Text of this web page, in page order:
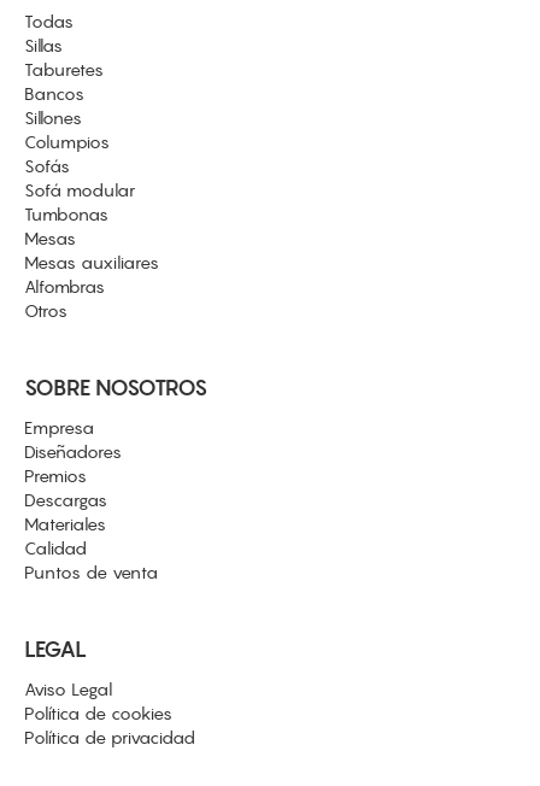
Todas
Sillas
Taburetes
Bancos
Sillones
Columpios
Sofás
Sofá modular
Tumbonas
Mesas
Mesas auxiliares
Alfombras
Otros
SOBRE NOSOTROS
Empresa
Diseñadores
Premios
Descargas
Materiales
Calidad
Puntos de venta
LEGAL
Aviso Legal
Política de cookies
Política de privacidad